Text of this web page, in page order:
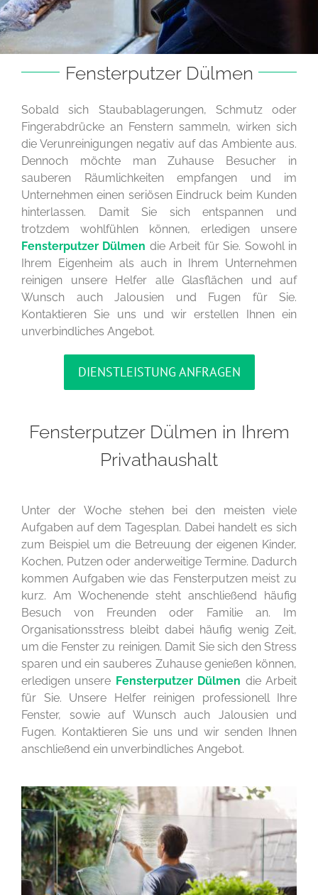
Fensterputzer Dülmen
Sobald sich Staubablagerungen, Schmutz oder
Fingerabdrücke an Fenstern sammeln, wirken sich
die Verunreinigungen negativ auf das Ambiente aus.
Dennoch möchte man Zuhause Besucher in
sauberen Räumlichkeiten empfangen und im
Unternehmen einen seriösen Eindruck beim Kunden
hinterlassen. Damit Sie sich entspannen und
trotzdem wohlfühlen können, erledigen unsere
Fensterputzer Dülmen die Arbeit für Sie. Sowohl in
Ihrem Eigenheim als auch in Ihrem Unternehmen
reinigen unsere Helfer alle Glasflächen und auf
Wunsch auch Jalousien und Fugen für Sie.
Kontaktieren Sie uns und wir erstellen Ihnen ein
unverbindliches Angebot.
DIENSTLEISTUNG ANFRAGEN
Fensterputzer Dülmen in Ihrem
Privathaushalt
Unter der Woche stehen bei den meisten viele
Aufgaben auf dem Tagesplan. Dabei handelt es sich
zum Beispiel um die Betreuung der eigenen Kinder,
Kochen, Putzen oder anderweitige Termine. Dadurch
kommen Aufgaben wie das Fensterputzen meist zu
kurz. Am Wochenende steht anschließend häufig
Besuch von Freunden oder Familie an. Im
Organisationsstress bleibt dabei häufig wenig Zeit,
um die Fenster zu reinigen. Damit Sie sich den Stress
sparen und ein sauberes Zuhause genießen können,
erledigen unsere Fensterputzer Dülmen die Arbeit
für Sie. Unsere Helfer reinigen professionell Ihre
Fenster, sowie auf Wunsch auch Jalousien und
Fugen. Kontaktieren Sie uns und wir senden Ihnen
anschließend ein unverbindliches Angebot.